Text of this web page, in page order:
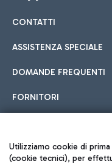
Cucina Internazionale
Hotel in aeroporto
Scegli l'alloggio più
all'aeroporto.
Car sharing
Con il Car Sharing è
CONTATTI
ASSISTENZA SPECIALE
DOMANDE FREQUENTI
FORNITORI
Seguici sui
Utilizziamo cookie di
(cookie tecnici), per